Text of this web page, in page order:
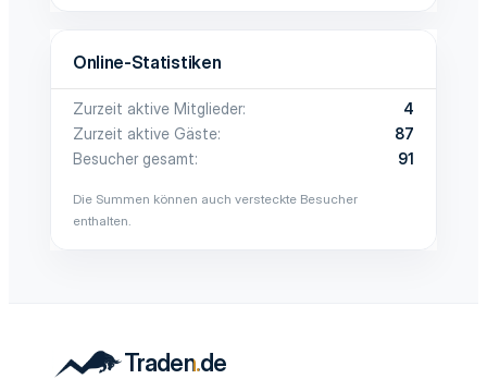
Online-Statistiken
Zurzeit aktive Mitglieder
4
Zurzeit aktive Gäste
87
Besucher gesamt
91
Die Summen können auch versteckte Besucher
enthalten.